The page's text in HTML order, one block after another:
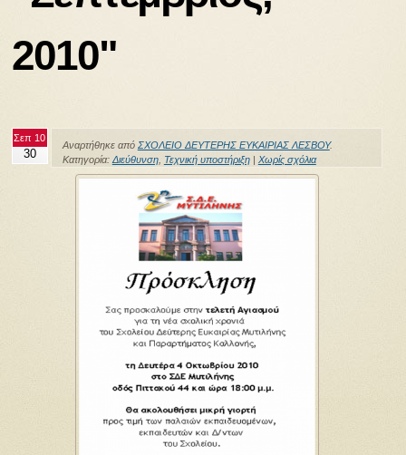
2010"
Σεπ 10
30
Αναρτήθηκε από ΣΧΟΛΕΙΟ ΔΕΥΤΕΡΗΣ ΕΥΚΑΙΡΙΑΣ ΛΕΣΒΟΥ.
Κατηγορία: Διεύθυνση, Τεχνική υποστήριξη| Χωρίς σχόλια